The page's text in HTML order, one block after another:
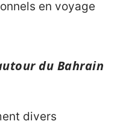
en voyage
du Bahrain
divers